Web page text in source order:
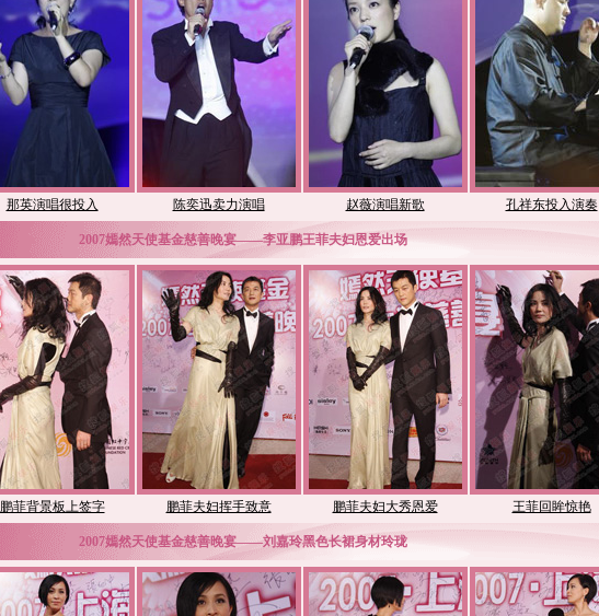
那英演唱很投入 陈奕迅卖力演唱 赵薇演唱新歌 孔祥东投入演奏
2007嫣然天使基金慈善晚宴——李亚鹏王菲夫妇恩爱出场
鹏菲背景板上签字 鹏菲夫妇挥手致意 鹏菲夫妇大秀恩爱 王菲回眸惊艳
2007嫣然天使基金慈善晚宴——刘嘉玲黑色长裙身材玲珑